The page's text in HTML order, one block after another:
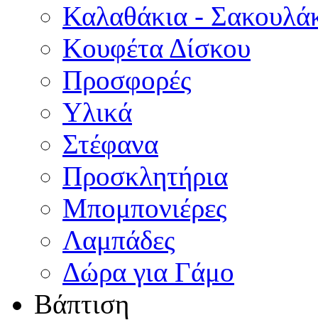
Καλαθάκια -
Κουφέτα Δίσκου
Προσφορές
Υλικά
Στέφανα
Προσκλητήρια
Μπομπονιέρες
Λαμπάδες
Δώρα για Γάμο
Βάπτιση